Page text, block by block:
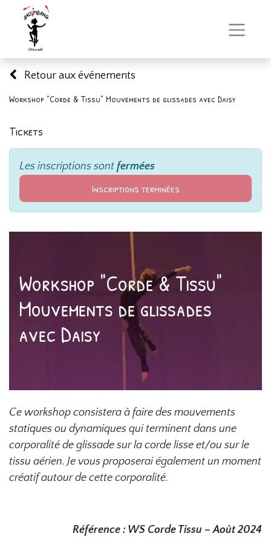
Retour aux événements
Workshop "Corde & Tissu" Mouvements de glissades avec Daisy
Tickets
Les inscriptions sont fermées
Inscriptions terminées
Workshop "Corde & Tissu"
Mouvements de glissades
avec Daisy
Ce workshop consistera à faire des mouvements
statiques ou dynamiques qui terminent dans une
corporalité de glissade sur la corde lisse et/ou sur le
tissu aérien. Je vous proposerai également un moment
créatif autour de cette corporalité.
Référence : WS Corde Tissu – Août 2024